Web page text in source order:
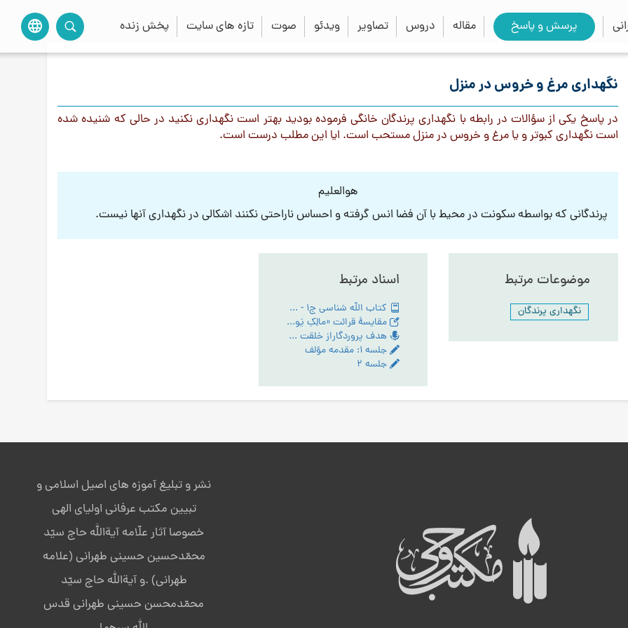
پرسش و پاسخ مقاله دروس تصاویر ویدئو صوت تازه های سایت پخش زنده language search
close
نگهداری مرغ و خروس در منزل
در پاسخ یکی از سؤالات در رابطه با نگهداری پرندگان خانگی فرموده بودید بهتر است نگهداری نکنید در حالی که شنیده شده
است نگهداری کبوتر و یا مرغ و خروس در منزل مستحب است. ایا این مطلب درست است.
هوالعلیم
پرندگانی که بواسطه سکونت در محیط با آن فضا انس گرفته و احساس ناراحتی نکنند اشکالی در نگهداری آنها نیست.
موضوعات مرتبط
نگهداری پرندگان
اسناد مرتبط
کتاب الله شناسی ج1 - PDF
مقایسۀ قرائت «مالِکِ یَومِ الدّین» و «مَلِکِ یَومِ الدّین» در سورۀ حمد
هدف پروردگاراز خلقت انسان - تبیین مقام عبودیت- آیین رستگاری ج:1
جلسه ۱: مقدمه مؤلف
جلسه ۲
نشر و تبلیغ آموزه های اصیل اسلامی و
تبیین مکتب عرفانی اولیای الهی
خصوصا آثار علّامه آیةالله حاج سیّد
محمّدحسین حسینی طهرانی (علامه
طهرانی) .و آیةالله حاج سیّد
محمّدمحسن حسینی طهرانی قدس